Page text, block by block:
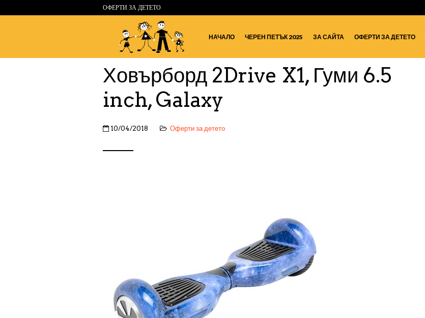
ОФЕРТИ ЗА ДЕТЕТО
НАЧАЛО ЧЕРЕН ПЕТЪК 2025 ЗА САЙТА ОФЕРТИ ЗА ДЕТЕТО
Ховърборд 2Drive X1, Гуми 6.5
inch, Galaxy
10/04/2018 Оферти за детето